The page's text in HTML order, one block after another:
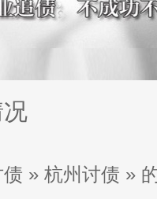
» 杭州讨债 »